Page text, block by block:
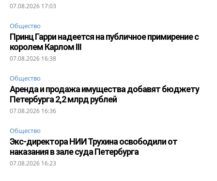
07.08.2026 17:03
Общество
Принц Гарри надеется на публичное примирение с
королем Карлом III
07.08.2026 16:38
Общество
Аренда и продажа имущества добавят бюджету
Петербурга 2,2 млрд рублей
07.08.2026 16:36
Общество
Экс-директора НИИ Трухина освободили от
наказания в зале суда Петербурга
07.08.2026 16:23